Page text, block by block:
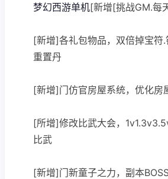
梦幻西游单机[新增[挑战GM.每
[新增]各礼包物品，双倍掉宝符
重置丹
[新增]门仿官房屋系统，优化房
[所增]修改比武大会，
比武
[新增]门新童子之力，副本